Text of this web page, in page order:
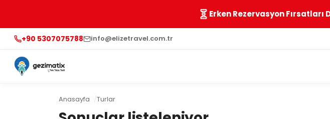
Erken Rezervasyon Fırsatları
+90 5307075788 info@elizetravel.com.tr
Anasayfa Turlar